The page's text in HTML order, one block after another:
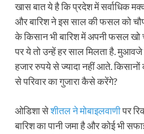
खास बात ये है कि प्रदेश में सर्वाधिक
और बारिश ने इस साल की फसल को
के किसान भी बारिश में अपनी फसल
पर ये तो उन्हें हर साल मिलता है.
हजार रुपये से ज्यादा नहीं आते.
से परिवार का गुजारा कैसे करेंगे?
ओडिशा सेशीतल ने मोबाइलवाणीपर
बारिश का पानी जमा है और कोई भी